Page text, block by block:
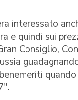
interessato
e quindi sui
Consiglio,